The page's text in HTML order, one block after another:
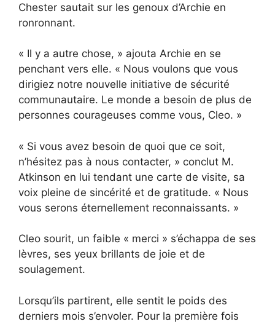
Chester sautait sur les genoux d’Archie en
ronronnant.
« Il y a autre chose, » ajouta Archie en se
penchant vers elle. « Nous voulons que vous
dirigiez notre nouvelle initiative de sécurité
communautaire. Le monde a besoin de plus de
personnes courageuses comme vous, Cleo. »
« Si vous avez besoin de quoi que ce soit,
n’hésitez pas à nous contacter, » conclut M.
Atkinson en lui tendant une carte de visite, sa
voix pleine de sincérité et de gratitude. « Nous
vous serons éternellement reconnaissants. »
Cleo sourit, un faible « merci » s’échappa de ses
lèvres, ses yeux brillants de joie et de
soulagement.
Lorsqu’ils partirent, elle sentit le poids des
derniers mois s’envoler. Pour la première fois